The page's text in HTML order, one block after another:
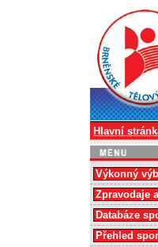
Hlavní
Výkonný
Zpravodaje
Databáze
Přehled